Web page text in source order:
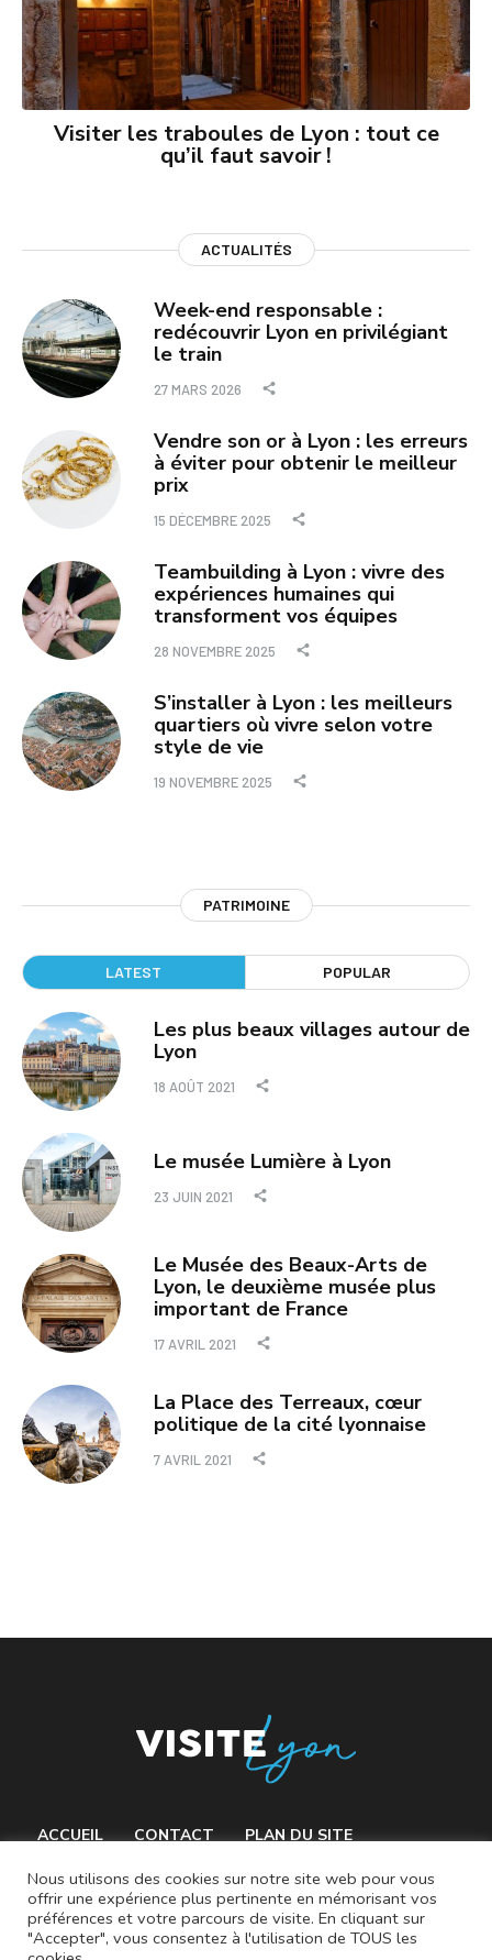
Visiter les traboules de Lyon : tout ce
qu’il faut savoir !
ACTUALITÉS
Week-end responsable :
redécouvrir Lyon en privilégiant
le train
27 MARS 2026
Vendre son or à Lyon : les erreurs
à éviter pour obtenir le meilleur
prix
15 DÉCEMBRE 2025
Teambuilding à Lyon : vivre des
expériences humaines qui
transforment vos équipes
28 NOVEMBRE 2025
S’installer à Lyon : les meilleurs
quartiers où vivre selon votre
style de vie
19 NOVEMBRE 2025
PATRIMOINE
LATEST POPULAR
Les plus beaux villages autour de
Lyon
18 AOÛT 2021
Le musée Lumière à Lyon
23 JUIN 2021
Le Musée des Beaux-Arts de
Lyon, le deuxième musée plus
important de France
17 AVRIL 2021
La Place des Terreaux, cœur
politique de la cité lyonnaise
7 AVRIL 2021
ACCUEIL CONTACT
PLAN DU SITE
Nous utilisons des cookies sur notre site web pour vous
offrir une expérience plus pertinente en mémorisant vos
préférences et votre parcours de visite. En cliquant sur
"Accepter", vous consentez à l'utilisation de TOUS les